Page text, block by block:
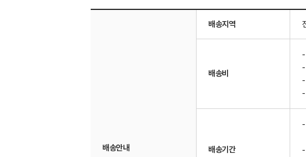
배송안내
배송지역
배송비
배송기간